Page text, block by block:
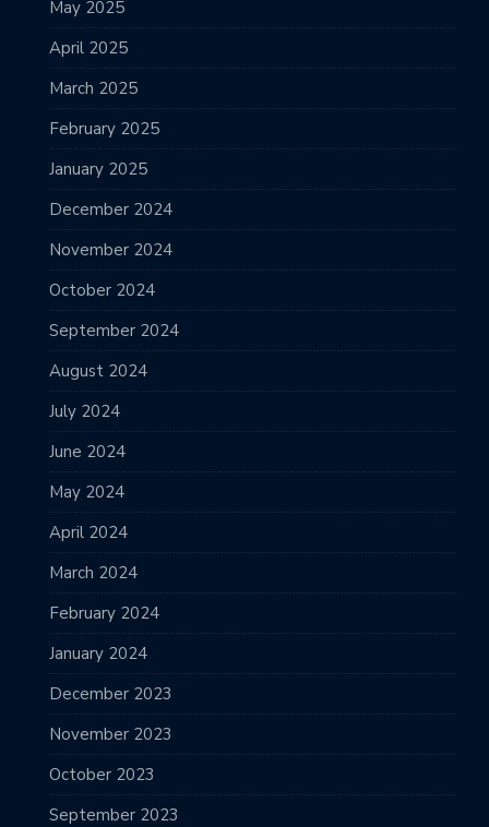
May 2025
April 2025
March 2025
February 2025
January 2025
December 2024
November 2024
October 2024
September 2024
August 2024
July 2024
June 2024
May 2024
April 2024
March 2024
February 2024
January 2024
December 2023
November 2023
October 2023
September 2023